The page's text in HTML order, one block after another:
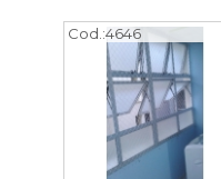
Cod.:4646